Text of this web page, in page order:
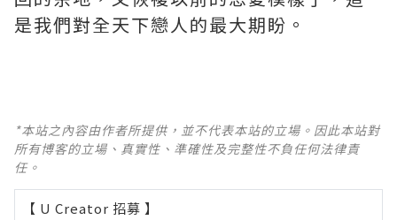
是我們對全天下戀人的最大期盼。
*本站之內容由作者所提供，並不代表本站的立場。因此本站對
所有博客的立場、真實性、準確性及完整性不負任何法律責
任。
【 U Creator 招募 】